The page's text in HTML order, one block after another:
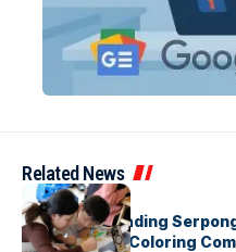
Related News
BERITAINDEX
Atria Hotel Gading
Lewat Family Coloring